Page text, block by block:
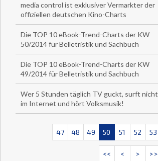
media control ist exklusiver Vermarkter der
offiziellen deutschen Kino-Charts
Die TOP 10 eBook-Trend-Charts der KW
50/2014 für Belletristik und Sachbuch
Die TOP 10 eBook-Trend-Charts der KW
49/2014 für Belletristik und Sachbuch
Wer 5 Stunden täglich TV guckt, surft nicht
im Internet und hört Volksmusik!
47 48 49 50 51 52 53
<< < > >>